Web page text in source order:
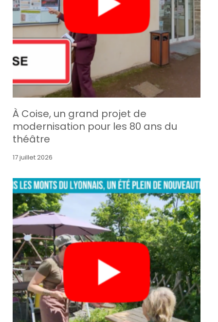
À Coise, un grand projet de
modernisation pour les 80 ans du
théâtre
17 juillet 2026